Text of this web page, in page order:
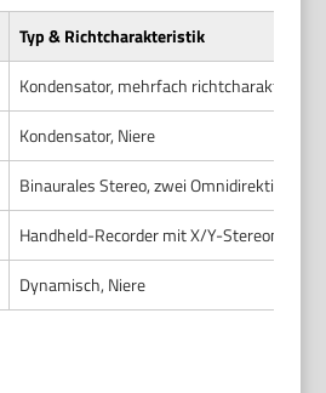
Typ & Richtcharakteristik
Kondensator, mehrfach
Kondensator, Niere
Binaurales Stereo, zwei
Handheld-Recorder mit X/Y-
Dynamisch, Niere